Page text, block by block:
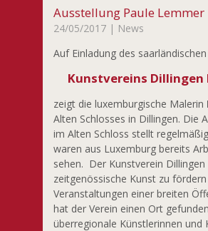
Ausstellung Paule
24/05/2017 | News
Auf Einladung des saarländischen
Kunstvereins Dillingen
zeigt die luxemburgische Malerin
Alten Schlosses in Dillingen. Die
im Alten Schloss stellt
waren aus Luxemburg bereits
sehen. Der Kunstverein
zeitgenössische Kunst zu
Veranstaltungen einer breiten
hat der Verein einen Ort
überregionale Künstlerinnen und